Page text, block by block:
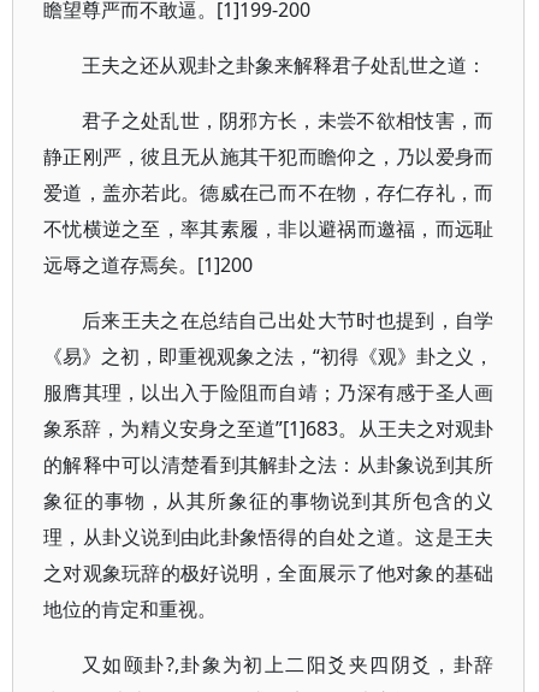
瞻望尊严而不敢逼。[1]199-200
王夫之还从观卦之卦象来解释君子处乱世之道：
君子之处乱世，阴邪方长，未尝不欲相忮害，而
静正刚严，彼且无从施其干犯而瞻仰之，乃以爱身而
爱道，盖亦若此。德威在己而不在物，存仁存礼，而
不忧横逆之至，率其素履，非以避祸而邀福，而远耻
远辱之道存焉矣。[1]200
后来王夫之在总结自己出处大节时也提到，自学
《易》之初，即重视观象之法，“初得《观》卦之义，
服膺其理，以出入于险阻而自靖；乃深有感于圣人画
象系辞，为精义安身之至道”[1]683。从王夫之对观卦
的解释中可以清楚看到其解卦之法：从卦象说到其所
象征的事物，从其所象征的事物说到其所包含的义
理，从卦义说到由此卦象悟得的自处之道。这是王夫
之对观象玩辞的极好说明，全面展示了他对象的基础
地位的肯定和重视。
又如颐卦?,卦象为初上二阳爻夹四阴爻，卦辞